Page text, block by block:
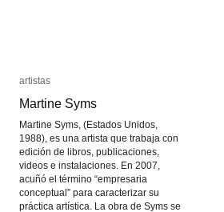
artistas
Martine Syms
Martine Syms, (Estados Unidos,
1988), es una artista que trabaja con
edición de libros, publicaciones,
videos e instalaciones. En 2007,
acuñó el término “empresaria
conceptual” para caracterizar su
práctica artística. La obra de Syms se
artistas
Martine Syms